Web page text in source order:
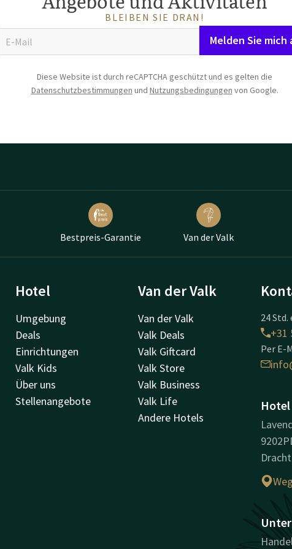
BLEIBEN SIE DRAN!
Melden Sie mich
Diese Website ist durch reCAPTCHA geschützt und es gelten die
Datenschutzbestimmungen und Nutzungsbedingungen von Google.
Bestpreis-Garantie Van der Valk
Hotel
Umgebung
Deals
Einrichtungen
Valk Kids
Über uns
Stellenangebote
Van der Valk
Van der Valk
Valk Deals
Valk Giftcard
Valk Store
Valk Business
Valk Life
Andere Hotels
24
+31
Per E-